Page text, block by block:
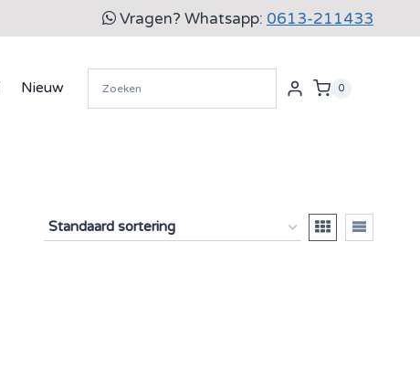
Vragen? Whatsapp: 0613-211433
Nieuw 0